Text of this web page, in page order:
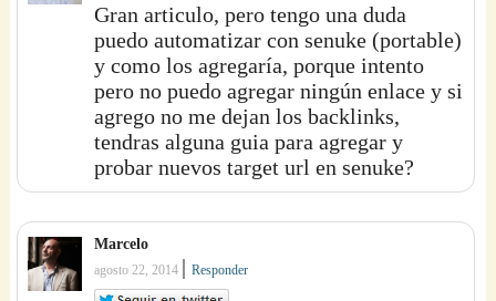
Gran articulo, pero tengo una duda
puedo automatizar con senuke (portable)
y como los agregaría, porque intento
pero no puedo agregar ningún enlace y si
agrego no me dejan los backlinks,
tendras alguna guia para agregar y
probar nuevos target url en senuke?
Marcelo
agosto 22, 2014 |Responder